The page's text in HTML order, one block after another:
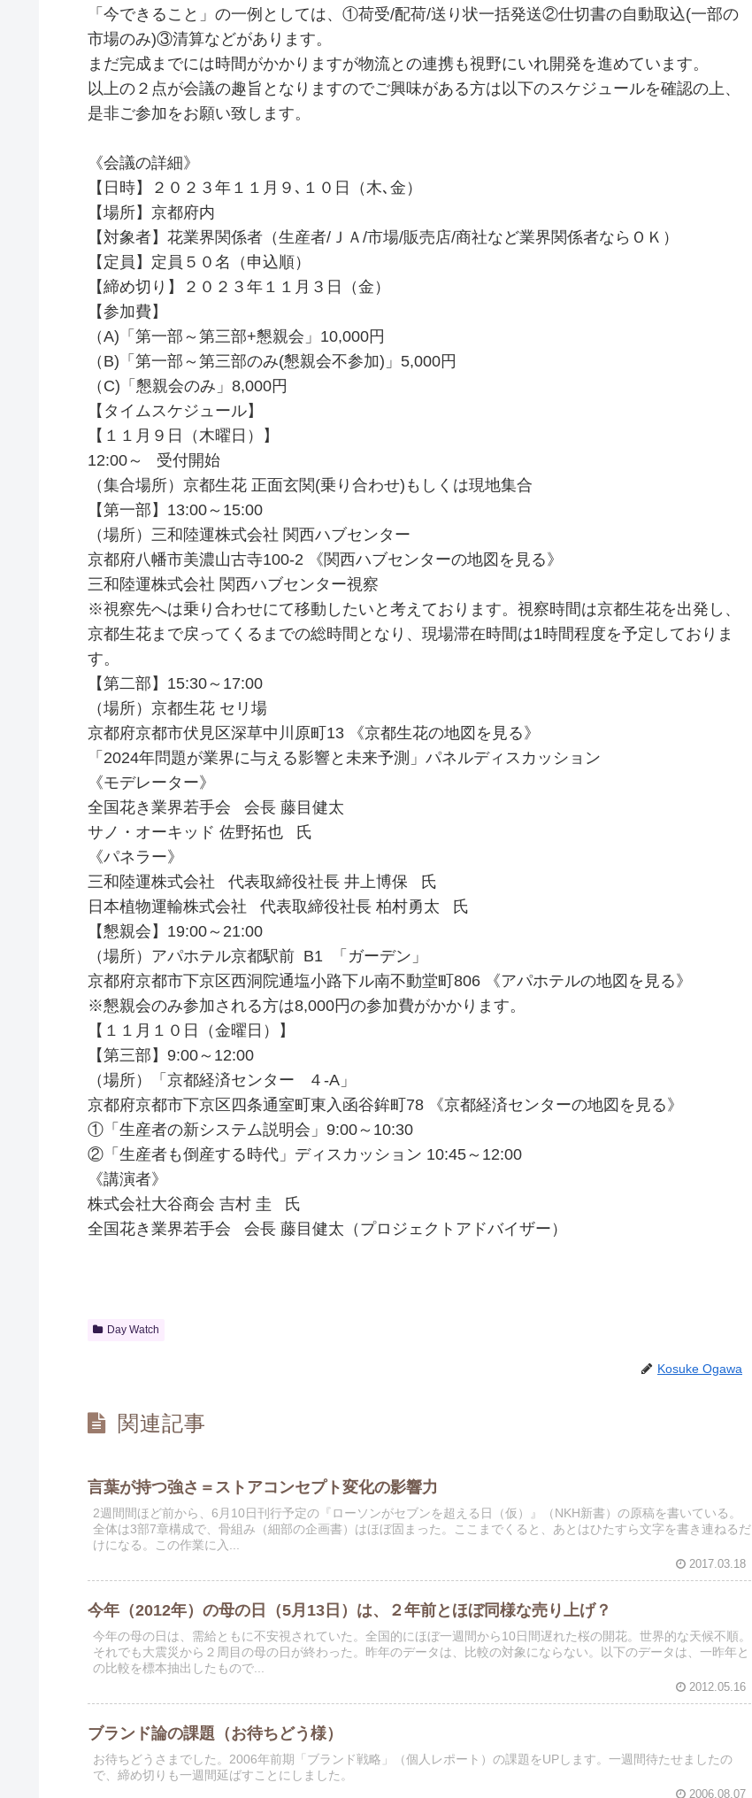
「今できること」の一例としては、①荷受/配荷/送り状一括発送②仕切書の自動取込(一部の
市場のみ)③清算などがあります。
まだ完成までには時間がかかりますが物流との連携も視野にいれ開発を進めています。
以上の２点が会議の趣旨となりますのでご興味がある方は以下のスケジュールを確認の上、
是非ご参加をお願い致します。
《会議の詳細》
【日時】２０２３年１１月９､１０日（木､金）
【場所】京都府内
【対象者】花業界関係者（生産者/ＪＡ/市場/販売店/商社など業界関係者ならＯＫ）
【定員】定員５０名（申込順）
【締め切り】２０２３年１１月３日（金）
【参加費】
（A)「第一部～第三部+懇親会」10,000円
（B)「第一部～第三部のみ(懇親会不参加)」5,000円
（C)「懇親会のみ」8,000円
【タイムスケジュール】
【１１月９日（木曜日）】
12:00～ 受付開始
（集合場所）京都生花 正面玄関(乗り合わせ)もしくは現地集合
【第一部】13:00～15:00
（場所）三和陸運株式会社 関西ハブセンター
京都府八幡市美濃山古寺100-2 《関西ハブセンターの地図を見る》
三和陸運株式会社 関西ハブセンター視察
※視察先へは乗り合わせにて移動したいと考えております。視察時間は京都生花を出発し、
京都生花まで戻ってくるまでの総時間となり、現場滞在時間は1時間程度を予定しておりま
す。
【第二部】15:30～17:00
（場所）京都生花 セリ場
京都府京都市伏見区深草中川原町13 《京都生花の地図を見る》
「2024年問題が業界に与える影響と未来予測」パネルディスカッション
《モデレーター》
全国花き業界若手会 会長 藤目健太
サノ・オーキッド 佐野拓也 氏
《パネラー》
三和陸運株式会社 代表取締役社長 井上博保 氏
日本植物運輸株式会社 代表取締役社長 柏村勇太 氏
【懇親会】19:00～21:00
（場所）アパホテル京都駅前 B1 「ガーデン」
京都府京都市下京区西洞院通塩小路下ル南不動堂町806 《アパホテルの地図を見る》
※懇親会のみ参加される方は8,000円の参加費がかかります。
【１１月１０日（金曜日）】
【第三部】9:00～12:00
（場所）「京都経済センター ４-A」
京都府京都市下京区四条通室町東入函谷鉾町78 《京都経済センターの地図を見る》
①「生産者の新システム説明会」9:00～10:30
②「生産者も倒産する時代」ディスカッション 10:45～12:00
《講演者》
株式会社大谷商会 吉村 圭 氏
全国花き業界若手会 会長 藤目健太（プロジェクトアドバイザー）
Day Watch
Kosuke Ogawa
関連記事
言葉が持つ強さ＝ストアコンセプト変化の影響力
2週間間ほど前から、6月10日刊行予定の『ローソンがセブンを超える日（仮）』（NKH新書）の原稿を書いている。
全体は3部7章構成で、骨組み（細部の企画書）はほぼ固まった。ここまでくると、あとはひたすら文字を書き連ねるだ
けになる。この作業に入...
2017.03.18
今年（2012年）の母の日（5月13日）は、２年前とほぼ同様な売り上げ？
今年の母の日は、需給ともに不安視されていた。全国的にほぼ一週間から10日間遅れた桜の開花。世界的な天候不順。
それでも大震災から２周目の母の日が終わった。昨年のデータは、比較の対象にならない。以下のデータは、一昨年と
の比較を標本抽出したもので...
2012.05.16
ブランド論の課題（お待ちどう様）
お待ちどうさまでした。2006年前期「ブランド戦略」（個人レポート）の課題をUPします。一週間待たせましたの
で、締め切りも一週間延ばすことにしました。
2006.08.07